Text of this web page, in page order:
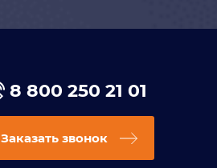
8 800 250 21 01
Заказать звонок